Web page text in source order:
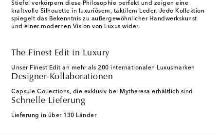
Stiefel verkörpern diese Philosophie perfekt und zeigen eine
kraftvolle Silhouette in luxuriösem, taktilem Leder. Jede Kollektion
spiegelt das Bekenntnis zu außergewöhnlicher Handwerkskunst
und einer modernen Vision von Luxus wider.
The Finest Edit in Luxury
Unser Finest Edit an mehr als 200 internationalen Luxusmarken
Designer-Kollaborationen
Capsule Collections, die exklusiv bei Mytheresa erhältlich sind
Schnelle Lieferung
Lieferung in über 130 Länder